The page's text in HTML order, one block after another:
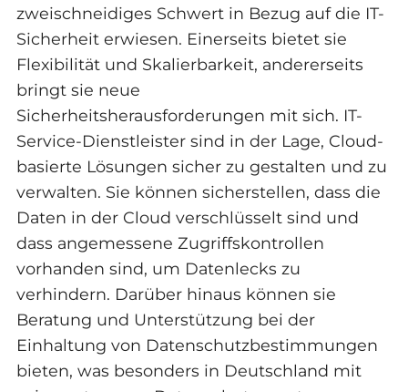
zweischneidiges Schwert in Bezug auf die IT-
Sicherheit erwiesen. Einerseits bietet sie
Flexibilität und Skalierbarkeit, andererseits
bringt sie neue
Sicherheitsherausforderungen mit sich. IT-
Service-Dienstleister sind in der Lage, Cloud-
basierte Lösungen sicher zu gestalten und zu
verwalten. Sie können sicherstellen, dass die
Daten in der Cloud verschlüsselt sind und
dass angemessene Zugriffskontrollen
vorhanden sind, um Datenlecks zu
verhindern. Darüber hinaus können sie
Beratung und Unterstützung bei der
Einhaltung von Datenschutzbestimmungen
bieten, was besonders in Deutschland mit